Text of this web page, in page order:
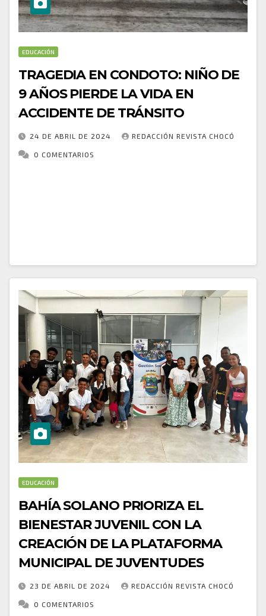
EDUCACIÓN
TRAGEDIA EN CONDOTO: NIÑO DE
9 AÑOS PIERDE LA VIDA EN
ACCIDENTE DE TRÁNSITO
24 DE ABRIL DE 2024 REDACCIÓN REVISTA CHOCÓ
0 COMENTARIOS
EDUCACIÓN
BAHÍA SOLANO PRIORIZA EL
BIENESTAR JUVENIL CON LA
CREACIÓN DE LA PLATAFORMA
MUNICIPAL DE JUVENTUDES
23 DE ABRIL DE 2024 REDACCIÓN REVISTA CHOCÓ
0 COMENTARIOS